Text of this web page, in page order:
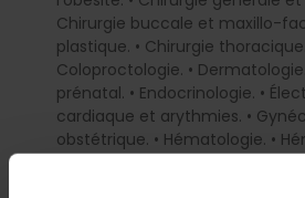
Chirurgie buccale et maxillo-
plastique. • Chirurgie
Coloproctologie. •
prénatal. • Endocrinologie. •
cardiaque et arythmies. •
obstétrique. • Hématologie. •